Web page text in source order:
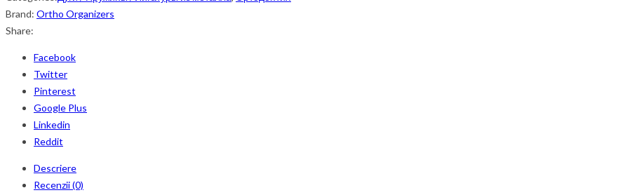
Brand: Ortho Organizers
Share:
Facebook
Twitter
Pinterest
Google Plus
Linkedin
Reddit
Descriere
Recenzii (0)